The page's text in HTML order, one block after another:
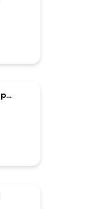
Ремонт интерактивных досок